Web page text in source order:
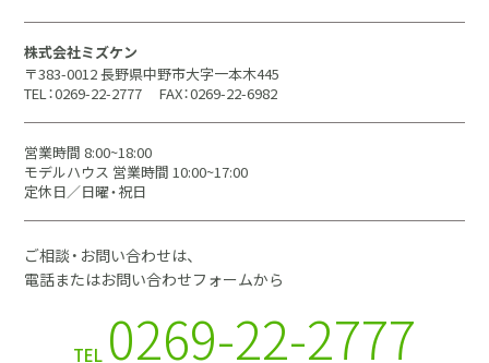
株式会社ミズケン
〒383-0012 長野県中野市大字一本木445
TEL：0269-22-2777
FAX：0269-22-6982
営業時間 8:00~18:00
モデルハウス 営業時間 10:00~17:00
定休日／日曜・祝日
ご相談・お問い合わせは、
電話またはお問い合わせフォームから
TEL 0269-22-2777